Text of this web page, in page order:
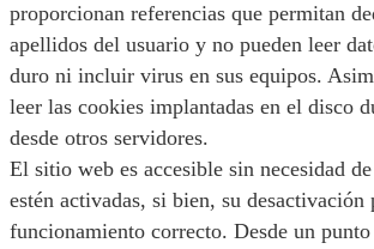
proporcionan referencias que permitan
apellidos del usuario y no pueden leer
duro ni incluir virus en sus equipos.
leer las cookies implantadas en el disco
desde otros servidores.
El sitio web es accesible sin necesidad
estén activadas, si bien, su desactivación
funcionamiento correcto. Desde un